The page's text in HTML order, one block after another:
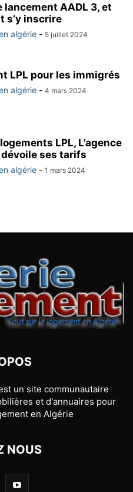
lancement AADL 3, et
s’y inscrire
algérie - 5 juillet 2024
LPL pour les immigrés
algérie - 4 mars 2024
LPL, L’agence
ses tarifs
algérie - 1 mars 2024
un site communautaire
et d'annuaires pour
en Algérie
NOUS